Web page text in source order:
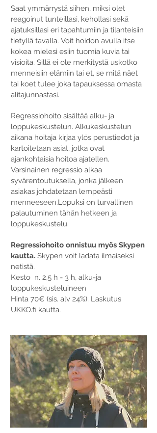
Saat ymmärrystä siihen, miksi olet
reagoinut tunteillasi, kehollasi sekä
ajatuksillasi eri tapahtumiin ja tilanteisiin
tietyllä tavalla. Voit hoidon avulla itse
kokea mielesi esiin tuomia kuvia tai
visioita. Sillä ei ole merkitystä uskotko
menneisiin elämiin tai et, se mitä näet
tai koet tulee joka tapauksessa omasta
alitajunnastasi.
Regressiohoito sisältää alku- ja
loppukeskustelun. Alkukeskustelun
aikana hoitaja kirjaa ylös perustiedot ja
kartoitetaan asiat, jotka ovat
ajankohtaisia hoitoa ajatellen.
Varsinainen regressio alkaa
syvärentoutuksella, jonka jälkeen
asiakas johdatetaan lempeästi
menneeseen.Lopuksi on turvallinen
palautuminen tähän hetkeen ja
loppukeskustelu.
Regressiohoito onnistuu myös Skypen
kautta. Skypen voit ladata ilmaiseksi
netistä.
Kesto n. 2,5 h - 3 h, alku-ja
loppukeskusteluineen
Hinta 70€ (sis. alv 24%). Laskutus
UKKO.fi kautta.